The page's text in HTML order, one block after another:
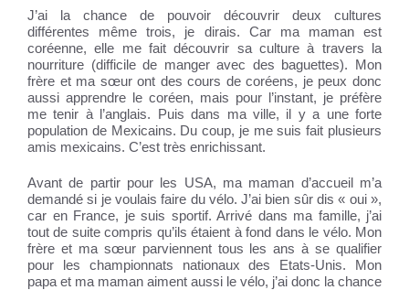
J’ai la chance de pouvoir découvrir deux cultures
différentes même trois, je dirais. Car ma maman est
coréenne, elle me fait découvrir sa culture à travers la
nourriture (difficile de manger avec des baguettes). Mon
frère et ma sœur ont des cours de coréens, je peux donc
aussi apprendre le coréen, mais pour l’instant, je préfère
me tenir à l’anglais. Puis dans ma ville, il y a une forte
population de Mexicains. Du coup, je me suis fait plusieurs
amis mexicains. C’est très enrichissant.
Avant de partir pour les USA, ma maman d’accueil m’a
demandé si je voulais faire du vélo. J’ai bien sûr dis « oui »,
car en France, je suis sportif. Arrivé dans ma famille, j’ai
tout de suite compris qu’ils étaient à fond dans le vélo. Mon
frère et ma sœur parviennent tous les ans à se qualifier
pour les championnats nationaux des Etats-Unis. Mon
papa et ma maman aiment aussi le vélo, j’ai donc la chance